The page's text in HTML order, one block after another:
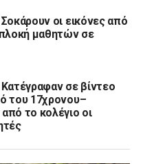
οι εικόνες από
μαθητών σε
σε βίντεο
του 17χρονου–
το κολέγιο οι